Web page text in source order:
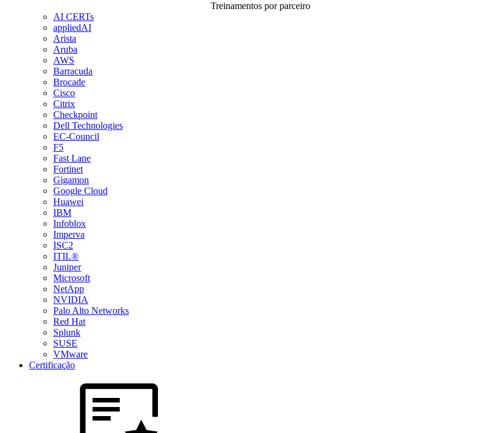
Treinamentos por parceiro
AI CERTs
appliedAI
Arista
Aruba
AWS
Barracuda
Brocade
Cisco
Citrix
Checkpoint
Dell Technologies
EC-Council
F5
Fast Lane
Fortinet
Gigamon
Google Cloud
Huawei
IBM
Infoblox
Imperva
ISC2
ITIL®
Juniper
Microsoft
NetApp
NVIDIA
Palo Alto Networks
Red Hat
Splunk
SUSE
VMware
Certificação